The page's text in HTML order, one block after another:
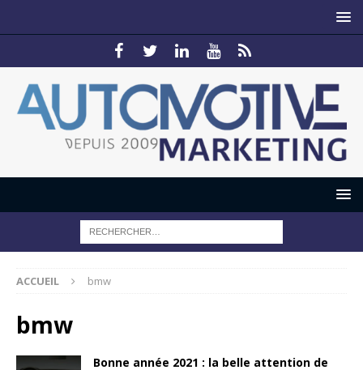
ACCUEIL bmw
bmw
Bonne année 2021 : la belle attention de